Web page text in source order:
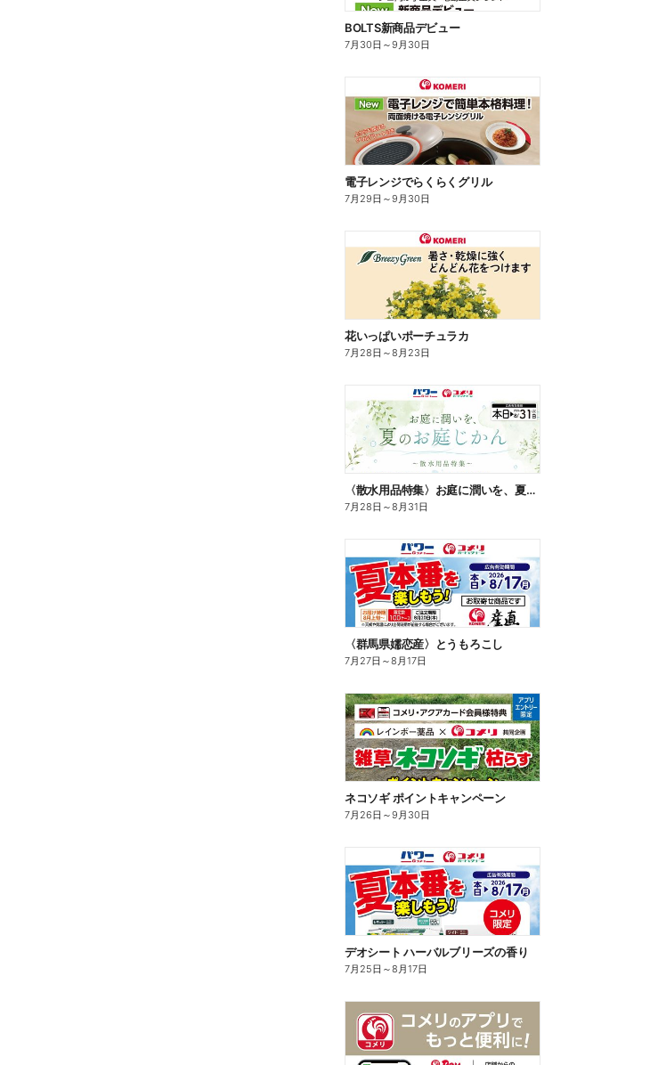
BOLTS新商品デビュー
7月30日 ～9月30日
電子レンジでらくらくグリル
7月29日 ～9月30日
花いっぱいポーチュラカ
7月28日 ～8月23日
〈散水用品特集〉お庭に潤いを、夏のお庭じかん
7月28日 ～8月31日
〈群馬県嬬恋産〉とうもろこし
7月27日 ～8月17日
ネコソギ ポイントキャンペーン
7月26日 ～9月30日
デオシート ハーバルブリーズの香り
7月25日 ～8月17日